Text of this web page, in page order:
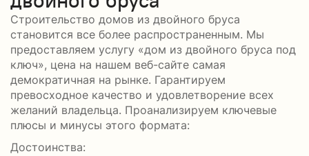
Строительство домов из двойного бруса
становится все более распространенным. Мы
предоставляем услугу «дом из двойного бруса под
ключ», цена на нашем веб-сайте самая
демократичная на рынке. Гарантируем
превосходное качество и удовлетворение всех
желаний владельца. Проанализируем ключевые
плюсы и минусы этого формата:
Достоинства: